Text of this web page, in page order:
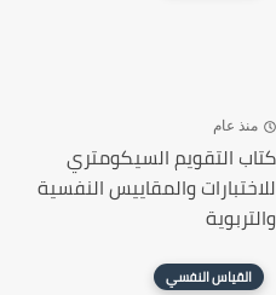
منذ عام
كتاب التقويم السيكومتري
للاختبارات والمقاييس النفسية
والتربوية
القياس النفسي